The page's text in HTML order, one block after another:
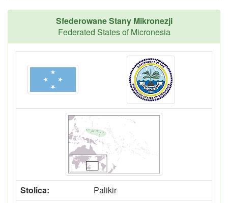
Sfederowane Stany Mikronezji
Federated States of Micronesia
Stolica:
Palikir